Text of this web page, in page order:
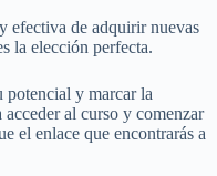
efectiva de adquirir nuevas
la elección perfecta.
potencial y marcar la
al curso y comenzar
el enlace que encontrarás a